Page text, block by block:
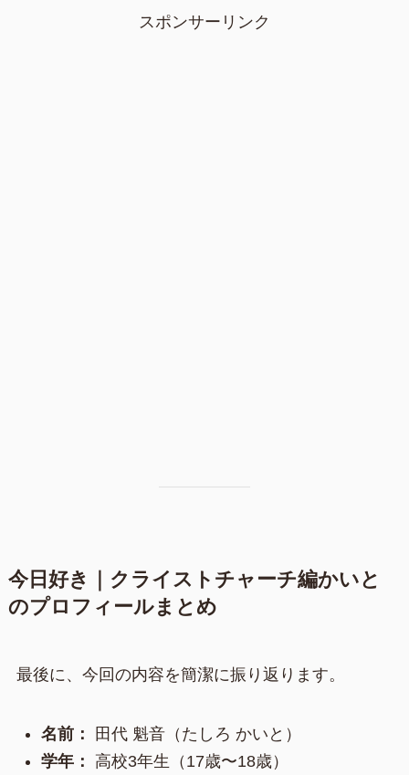
スポンサーリンク
今日好き｜クライストチャーチ編かいと
のプロフィールまとめ
最後に、今回の内容を簡潔に振り返ります。
名前：
田代 魁音（たしろ かいと）
学年：
高校3年生（17歳〜18歳）